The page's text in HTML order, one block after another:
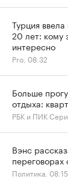
Турция
20 лет: кому
интересно
Pro, 08:32
Больше
отдыха:
РБК и ПИК
Вэнс
Политика, 08:15